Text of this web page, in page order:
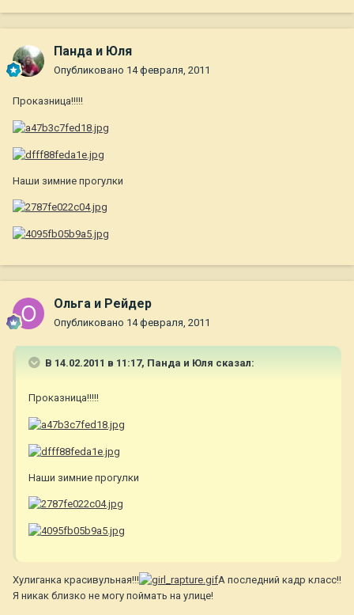
Панда и Юля
Опубликовано 14 февраля, 2011
Проказница!!!!!
Наши зимние прогулки
Ольга и Рейдер
Опубликовано 14 февраля, 2011
В 14.02.2011 в 11:17, Панда и Юля сказал:
Проказница!!!!!
Наши зимние прогулки
Хулиганка красивульная!!!
А последний кадр класс!!
Я никак близко не могу поймать на улице!